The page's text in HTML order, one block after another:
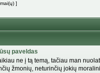
]
paveldas
ne į tą temą, tačiau man
žmonių, neturinčių jokių